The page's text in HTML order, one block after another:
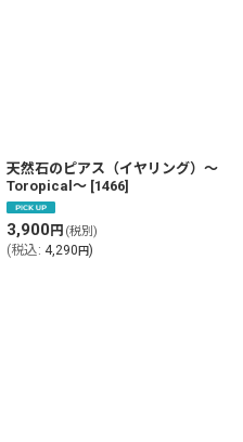
天然石のピアス（イヤリング）〜
Toropical〜 [1466]
3,900円 (税別)
(税込: 4,290円)